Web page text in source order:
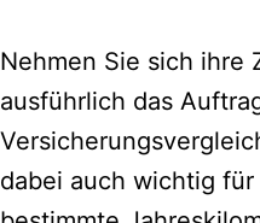
Nehmen Sie sich ihre
ausführlich das
dabei auch wichtig